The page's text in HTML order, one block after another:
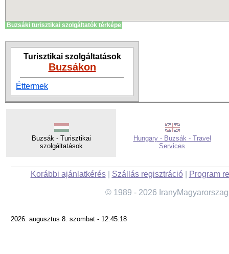
Buzsáki turisztikai szolgáltatók térképe
Turisztikai szolgáltatások
Buzsákon
Éttermek
Buzsák - Turisztikai
szolgáltatások
Hungary - Buzsák - Travel
Services
Korábbi ajánlatkérés| Szállás regisztráció| Program
© 1989 - 2026
2026. augusztus 8. szombat - 12:45:18